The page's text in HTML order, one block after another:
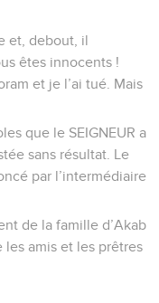
et, debout, il
êtes innocents !
et je l’ai tué. Mais
que le SEIGNEUR a
sans résultat. Le
par l’intermédiaire
de la famille d’Akab
les amis et les prêtres